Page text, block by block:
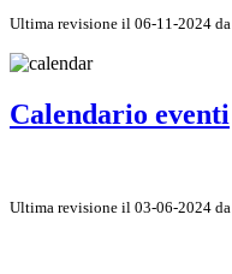
Ultima revisione il 06-11-2024 da
Calendario eventi
Ultima revisione il 03-06-2024 da